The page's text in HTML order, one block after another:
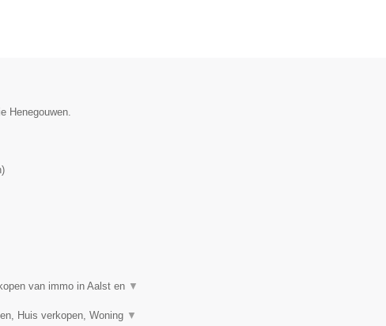
Henegouwen.
)
van immo in Aalst en ▼
Huis verkopen, Woning ▼